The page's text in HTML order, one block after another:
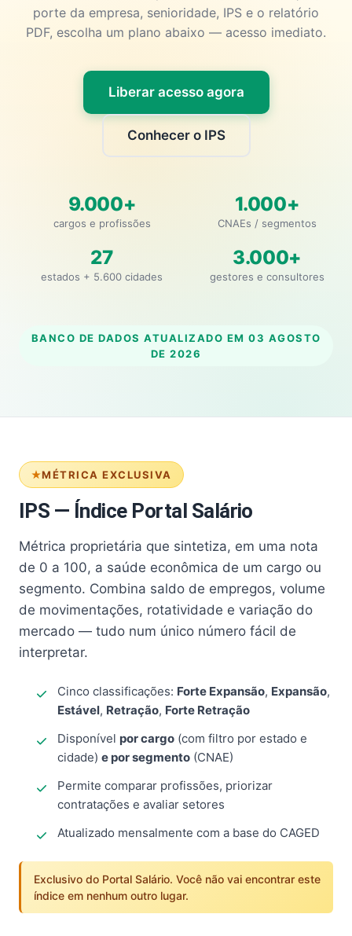
porte da empresa, senioridade, IPS e o relatório
PDF, escolha um plano abaixo — acesso imediato.
Liberar acesso agora
Conhecer o IPS
9.000+
cargos e profissões
1.000+
CNAEs / segmentos
27
estados + 5.600 cidades
3.000+
gestores e consultores
BANCO DE DADOS ATUALIZADO EM 03 AGOSTO
DE 2026
MÉTRICA EXCLUSIVA
IPS — Índice Portal Salário
Métrica proprietária que sintetiza, em uma nota
de 0 a 100, a saúde econômica de um cargo ou
segmento. Combina saldo de empregos, volume
de movimentações, rotatividade e variação do
mercado — tudo num único número fácil de
interpretar.
Cinco classificações: Forte Expansão, Expansão,
Estável, Retração, Forte Retração
Disponível por cargo (com filtro por estado e
cidade) e por segmento (CNAE)
Permite comparar profissões, priorizar
contratações e avaliar setores
Atualizado mensalmente com a base do CAGED
Exclusivo do Portal Salário. Você não vai encontrar este
índice em nenhum outro lugar.